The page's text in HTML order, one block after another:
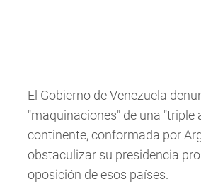
El Gobierno de Venezuela
"maquinaciones" de una "triple
continente, conformada por
obstaculizar su presidencia
oposición de esos países.